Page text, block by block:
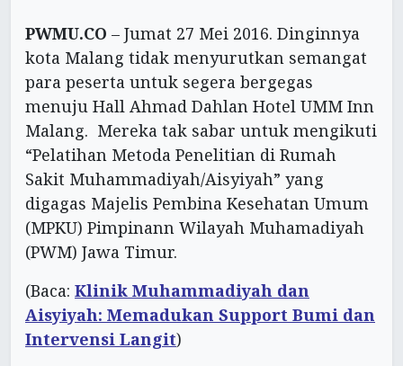
PWMU.CO – Jumat 27 Mei 2016. Dinginnya
kota Malang tidak menyurutkan semangat
para peserta untuk segera bergegas
menuju Hall Ahmad Dahlan Hotel UMM Inn
Malang. Mereka tak sabar untuk mengikuti
“Pelatihan Metoda Penelitian di Rumah
Sakit Muhammadiyah/Aisyiyah” yang
digagas Majelis Pembina Kesehatan Umum
(MPKU) Pimpinann Wilayah Muhamadiyah
(PWM) Jawa Timur.
(Baca: Klinik Muhammadiyah dan
Aisyiyah: Memadukan Support Bumi dan
Intervensi Langit)